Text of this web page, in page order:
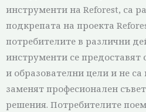
инструменти на Reforest, са
подкрепата на проекта
потребителите в различни
инструменти се
и образователни цели и не
заменят професионален
решения. Потребителите